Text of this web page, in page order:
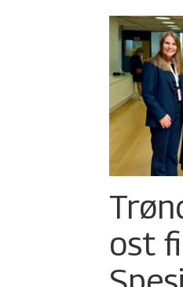
ost